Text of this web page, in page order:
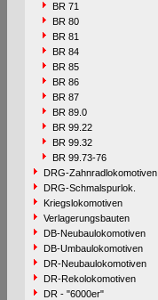
BR 71
BR 80
BR 81
BR 84
BR 85
BR 86
BR 87
BR 89.0
BR 99.22
BR 99.32
BR 99.73-76
DRG-Zahnradlokomotiven
DRG-Schmalspurlok.
Kriegslokomotiven
Verlagerungsbauten
DB-Neubaulokomotiven
DB-Umbaulokomotiven
DR-Neubaulokomotiven
DR-Rekolokomotiven
DR - "6000er"